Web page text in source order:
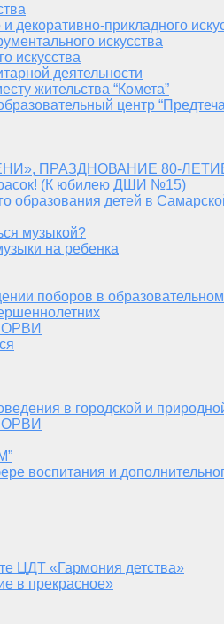
декоративно-прикладного
искусства
искусства
деятельности
жительства “Комета”
центр
ПРАЗДНОВАНИЕ 80-
(К юбилею ДШИ №15)
образования детей в
музыкой?
на ребенка
поборов в
ОРВИ
в городской и
ОРВИ
воспитания и
ЦДТ «Гармония детства»
в прекрасное»